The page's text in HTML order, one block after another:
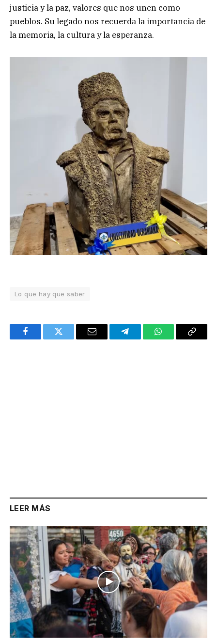
justicia y la paz, valores que nos unen como
pueblos. Su legado nos recuerda la importancia de
la memoria, la cultura y la esperanza.
Lo que hay que saber
FacebookTwitter Email TelegramWhatsAppCopy
LEER MÁS